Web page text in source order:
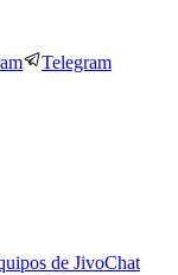
Telegram
de JivoChat